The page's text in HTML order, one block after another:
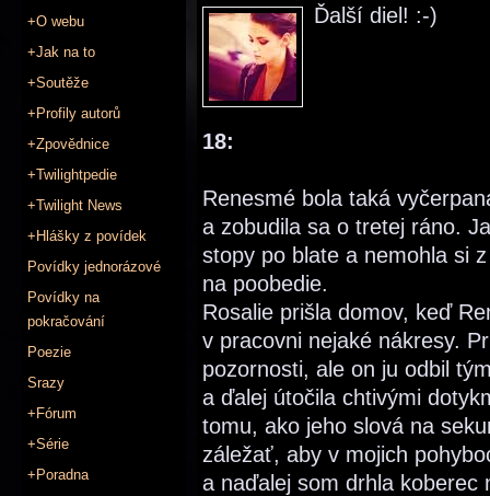
+O webu
+Jak na to
+Soutěže
+Profily autorů
+Zpovědnice
+Twilightpedie
+Twilight News
+Hlášky z povídek
Povídky jednorázové
Povídky na
pokračování
Poezie
Srazy
+Fórum
+Série
+Poradna
Ďalší diel! :-)
18:
Renesmé bola taká
a zobudila sa o tretej ráno.
stopy po blate a nemohla si
na poobedie.
Rosalie prišla domov, keď
v pracovni nejaké nákresy.
pozornosti, ale on ju odbil
a ďalej útočila chtivými
tomu, ako jeho slová na
záležať, aby v mojich
a naďalej som drhla koberec